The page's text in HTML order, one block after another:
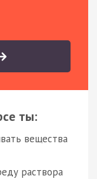
ты:
вещества
раствора